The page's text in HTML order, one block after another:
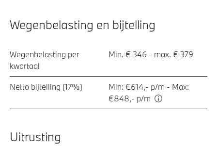
Wegenbelasting en bijtelling
Wegenbelasting per
kwartaal
Min. € 346 - max. € 379
Netto bijtelling (17%)
Min: €614,- p/m - Max:
€848,- p/m
Uitrusting